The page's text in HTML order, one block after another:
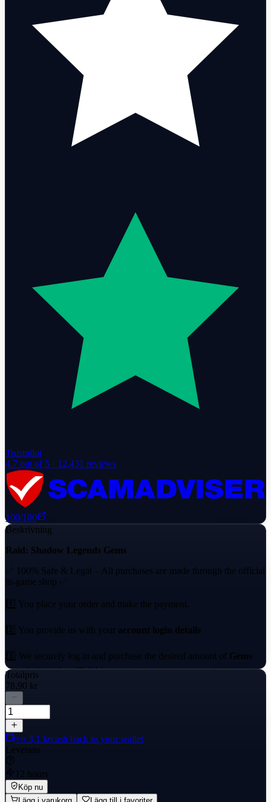
Trustpilot
4.7 out of 5 · 12,431 reviews
100/100
Beskrivning
Raid: Shadow Legends Gems
✅ 100% Safe & Legal – All purchases are made through the official
in-game shop ✅
1️⃣ You place your order and make the payment.
2️⃣ You provide us with your account login details
3️⃣ We securely log in and purchase the desired amount of Gems
directly from theofficial in-game store.
4️⃣ Once completed, we immediately log out of your account.
5️⃣ You can log back in,
🔒Your account safety is our top priority.
anything else in your account besides the gem purchase.
Totalpris
78,90 kr
+≈ 3,1 krcash back to your wallet
Leverans
12 hours
Köp nu